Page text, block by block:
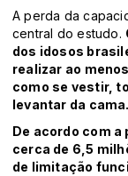
A perda da
central do estudo.
dos idosos
realizar ao
como se vestir,
levantar da cama.
De acordo com
cerca de 6,5
de limitação